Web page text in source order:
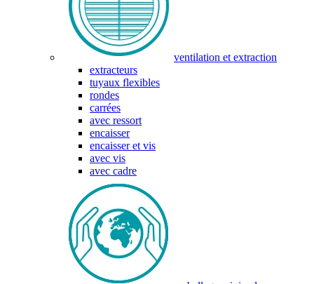
ventilation et extraction
extracteurs
tuyaux flexibles
rondes
carrées
avec ressort
encaisser
encaisser et vis
avec vis
avec cadre